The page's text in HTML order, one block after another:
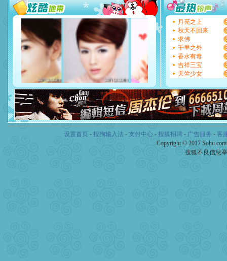
能正大光明地骚扰你,告诉
天都要快乐噢!
[圣诞节]奉上一颗祝福的心,
如意,快乐,鲜花,一切美好
[元旦]
看到你我会触电；
断电。爱你是我职业，想
你是我专业！水晶之恋祝你
[元旦]
如果上天让我许三
起；二是再生再世和你在
离。水晶之恋祝你新年快乐
[元旦]当我狠下心扭头离去
泣，这痛楚让我明白我多
卖了。水晶之恋祝你新年快
[春节]风柔雨润好月圆，半
颜！冬去春来似水如烟，
道一声平安！新年吉祥万事
[春节]传说薰衣草有四片叶
片叶子是希望，第三片叶
月亮之上
秋天不回来
求佛
千里之外
香水有毒
吉祥三宝
天竺少女
设置首页 - 搜狗输入法 - 支付中心- 搜狐招聘- 广告服务 - 客
Copyright © 2017
搜狐不良信息